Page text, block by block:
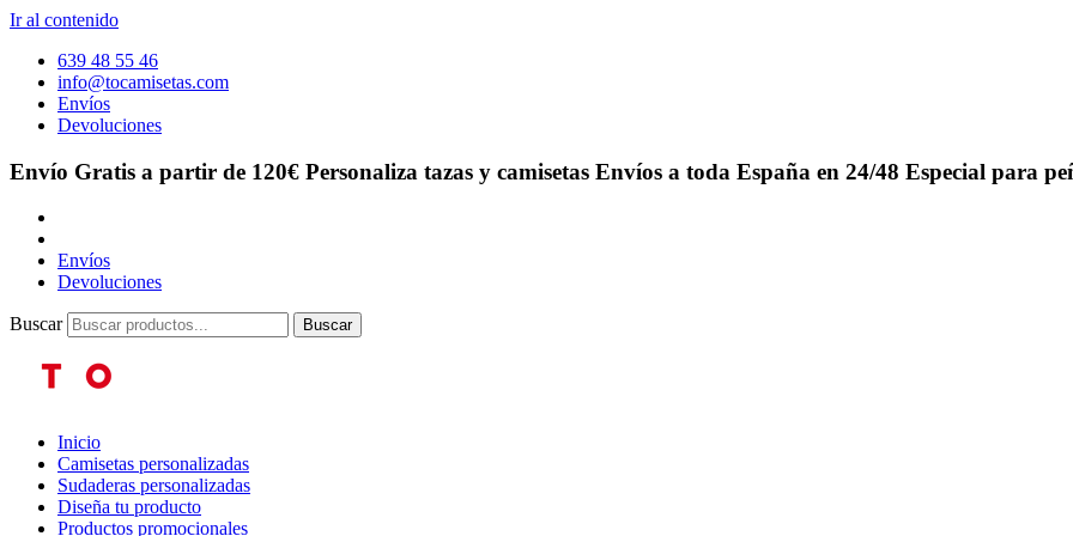
Ir al contenido
639 48 55 46
info@tocamisetas.com
Envíos
Devoluciones
Envío Gratis a partir de 120€ Personaliza tazas y camisetas Envíos a toda España en 24/48 Especial para
Envíos
Devoluciones
Buscar Buscar
Inicio
Camisetas personalizadas
Sudaderas personalizadas
Diseña tu producto
Productos promocionales